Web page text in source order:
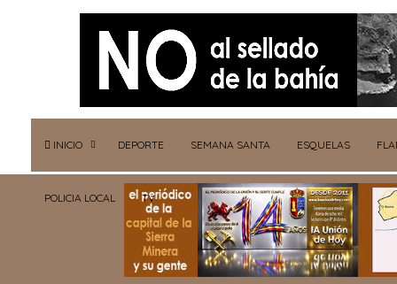
INICIO DEPORTE SEMANA SANTA ESQUELAS
POLICIA LOCAL TV